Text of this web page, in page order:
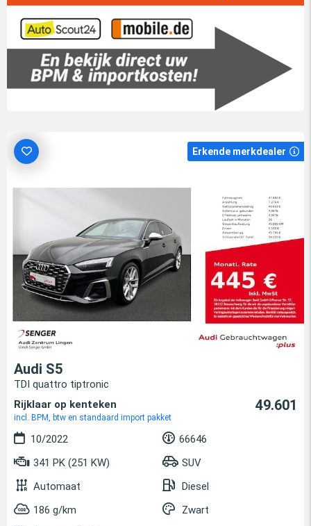
Erkende merkdealer
Audi S5
TDI quattro tiptronic
Rijklaar op kenteken
incl. BPM, btw en standaard import pakket
49.601
10/2022
66646
341 PK (251 KW)
SUV
Automaat
Diesel
186 g/km
Zwart